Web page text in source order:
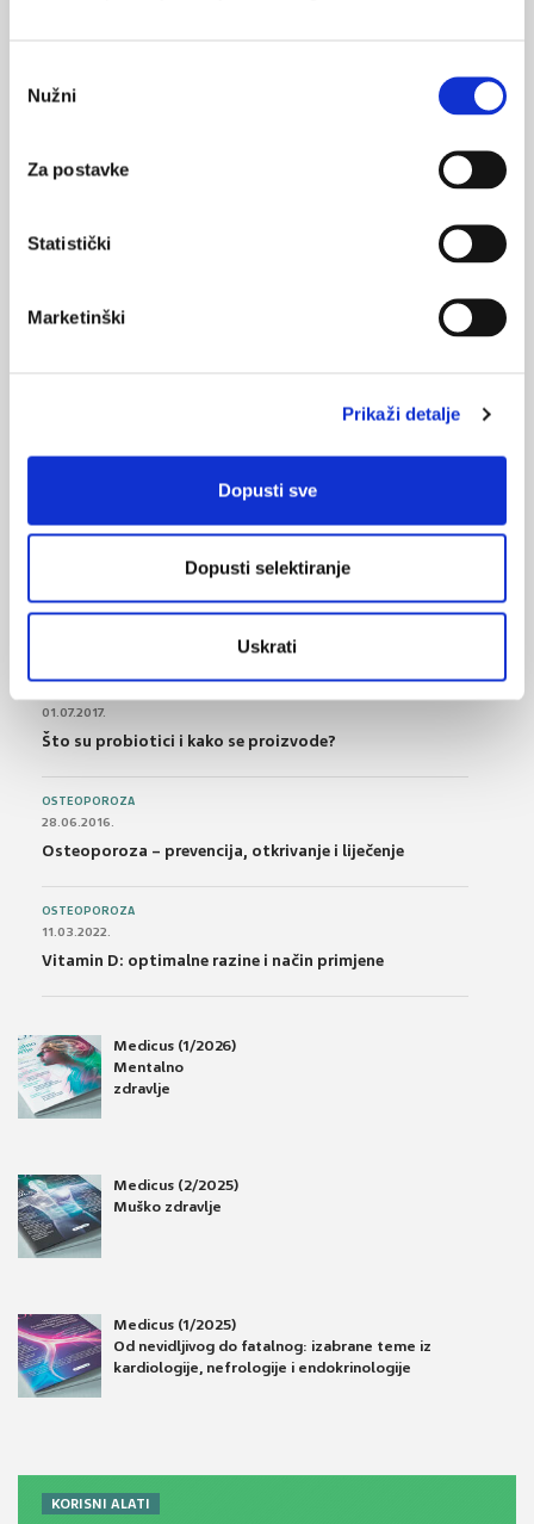
pristanka
Nužni
Za postavke
Statistički
Marketinški
Prikaži detalje
Dopusti sve
Dopusti selektiranje
Uskrati
30.05.2022.
Stavovi i znanje zdravstvenih djelatnika o cijepljenju
Bolna leđa - medicinske vježbe (nove smjernice)
Nesteroidni antireumatici i gastrointestinalna
01.07.2017.
Što su probiotici i kako se proizvode?
OSTEOPOROZA
28.06.2016.
Osteoporoza – prevencija, otkrivanje i liječenje
OSTEOPOROZA
11.03.2022.
Vitamin D: optimalne razine i način primjene
Medicus (1/2026)
Mentalno
zdravlje
Medicus (2/2025)
Muško zdravlje
Medicus (1/2025)
Od nevidljivog do fatalnog: izabrane teme iz
kardiologije, nefrologije i endokrinologije
KORISNI ALATI